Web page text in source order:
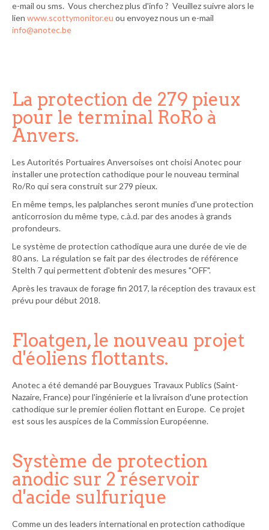
e-mail ou sms. Vous cherchez plus d'info ? Veuillez suivre alors le
lien www.scottymonitor.eu ou envoyez nous un e-mail
info@anotec.be
La protection de 279 pieux
pour le terminal RoRo à
Anvers.
Les Autorités Portuaires Anversoises ont choisi Anotec pour
installer une protection cathodique pour le nouveau terminal
Ro/Ro qui sera construit sur 279 pieux.
En même temps, les palplanches seront munies d'une protection
anticorrosion du même type, c.à.d. par des anodes à grands
profondeurs.
Le système de protection cathodique aura une durée de vie de
80 ans. La régulation se fait par des électrodes de référence
Stelth 7 qui permettent d'obtenir des mesures "OFF".
Après les travaux de forage fin 2017, la réception des travaux est
prévu pour début 2018.
Floatgen, le nouveau projet
d'éoliens flottants.
Anotec a été demandé par Bouygues Travaux Publics (Saint-
Nazaire, France) pour l'ingénierie et la livraison d'une protection
cathodique sur le premier éolien flottant en Europe. Ce projet
est sous les auspices de la Commission Européenne.
Système de protection
anodic sur 2 réservoir
d'acide sulfurique
Comme un des leaders international en protection cathodique